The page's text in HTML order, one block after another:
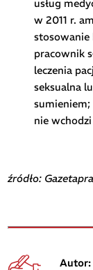
usług
w 2011 r.
stosowanie
pracownik
leczenia
seksualna
sumieniem;
nie
źródło:
Autor: